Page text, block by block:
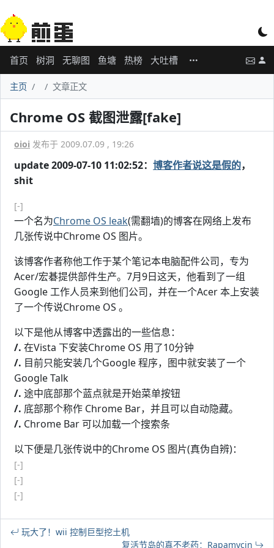
首页 树洞 无聊图 鱼塘 热榜 大吐槽
主页 文章正文
Chrome OS 截图泄露[fake]
oioi 发布于 2009.07.09 , 19:26
update 2009-07-10 11:02:52： 博客作者说这是假的，
shit
[-]
一个名为Chrome OS leak(需翻墙)的博客在网络上发布
几张传说中Chrome OS 图片。
该博客作者称他工作于某个笔记本电脑配件公司，专为
Acer/宏碁提供部件生产。7月9日这天，他看到了一组
Google 工作人员来到他们公司，并在一个Acer 本上安装
了一个传说Chrome OS 。
以下是他从博客中透露出的一些信息：
/. 在Vista 下安装Chrome OS 用了10分钟
/. 目前只能安装几个Google 程序，图中就安装了一个
Google Talk
/. 途中底部那个蓝点就是开始菜单按钮
/. 底部那个称作 Chrome Bar，并且可以自动隐藏。
/. Chrome Bar 可以加载一个搜索条
以下便是几张传说中的Chrome OS 图片(真伪自辨)：
[-]
[-]
[-]
玩大了！wii 控制巨型挖土机
复活节岛的真不老药：Rapamycin